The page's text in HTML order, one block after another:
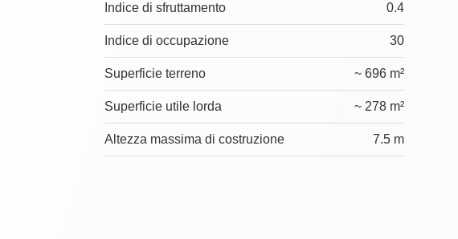
Indice di sfruttamento 0.4
Indice di occupazione 30
Superficie terreno ~ 696 m²
Superficie utile lorda ~ 278 m²
Altezza massima di costruzione 7.5 m